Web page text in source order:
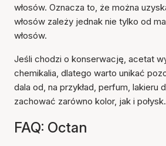
włosów. Oznacza to, że można
włosów zależy jednak nie tylko od
włosów.
Jeśli chodzi o konserwację, acetat
chemikalia, dlatego warto unikać
dala od, na przykład, perfum,
zachować zarówno kolor, jak i połysk.
FAQ: Octan